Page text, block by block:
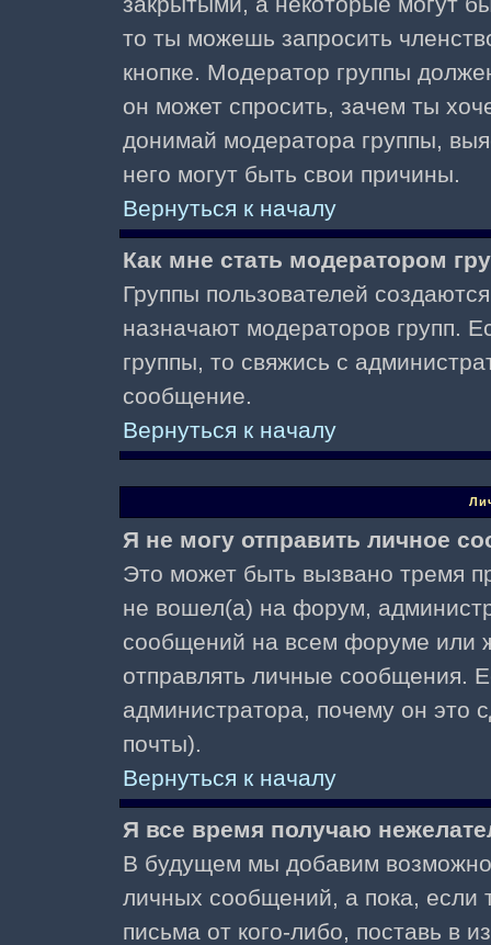
то ты можешь запросить
кнопке. Модератор группы
он может спросить, зачем ты
донимай модератора группы,
него могут быть свои причины.
Вернуться к началу
Как мне стать модератором
Группы пользователей
назначают модераторов групп.
группы, то свяжись с
сообщение.
Вернуться к началу
Я не могу отправить личное
Это может быть вызвано тремя
не вошел(а) на форум,
сообщений на всем форуме или
отправлять личные сообщения.
администратора, почему он это
почты).
Вернуться к началу
Я все время получаю
В будущем мы добавим
личных сообщений, а пока, если
письма от кого-либо, поставь в